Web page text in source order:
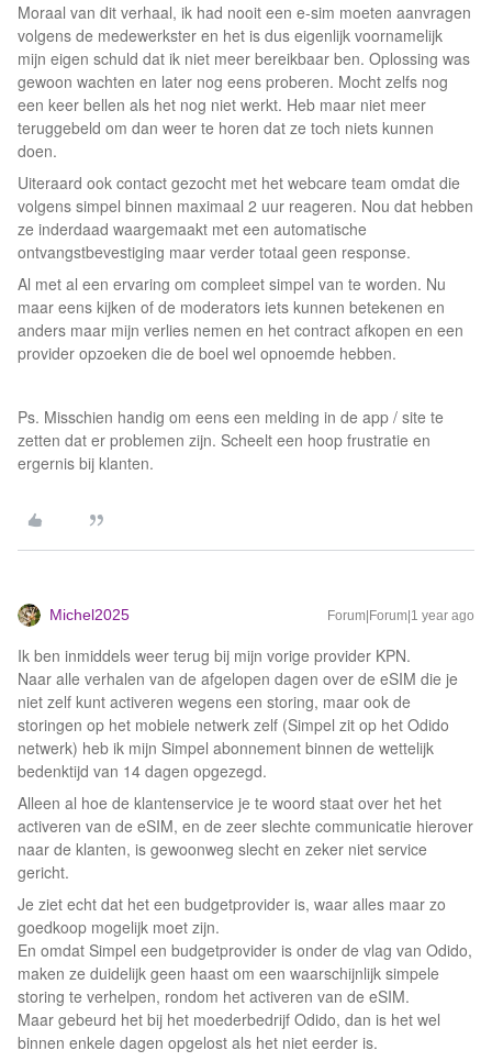
Moraal van dit verhaal, ik had nooit een e-sim moeten aanvragen
volgens de medewerkster en het is dus eigenlijk voornamelijk
mijn eigen schuld dat ik niet meer bereikbaar ben. Oplossing was
gewoon wachten en later nog eens proberen. Mocht zelfs nog
een keer bellen als het nog niet werkt. Heb maar niet meer
teruggebeld om dan weer te horen dat ze toch niets kunnen
doen.
Uiteraard ook contact gezocht met het webcare team omdat die
volgens simpel binnen maximaal 2 uur reageren. Nou dat hebben
ze inderdaad waargemaakt met een automatische
ontvangstbevestiging maar verder totaal geen response.
Al met al een ervaring om compleet simpel van te worden. Nu
maar eens kijken of de moderators iets kunnen betekenen en
anders maar mijn verlies nemen en het contract afkopen en een
provider opzoeken die de boel wel opnoemde hebben.
Ps. Misschien handig om eens een melding in de app / site te
zetten dat er problemen zijn. Scheelt een hoop frustratie en
ergernis bij klanten.
Michel2025 Forum|Forum|1 year ago
Ik ben inmiddels weer terug bij mijn vorige provider KPN.
Naar alle verhalen van de afgelopen dagen over de eSIM die je
niet zelf kunt activeren wegens een storing, maar ook de
storingen op het mobiele netwerk zelf (Simpel zit op het Odido
netwerk) heb ik mijn Simpel abonnement binnen de wettelijk
bedenktijd van 14 dagen opgezegd.
Alleen al hoe de klantenservice je te woord staat over het het
activeren van de eSIM, en de zeer slechte communicatie hierover
naar de klanten, is gewoonweg slecht en zeker niet service
gericht.
Je ziet echt dat het een budgetprovider is, waar alles maar zo
goedkoop mogelijk moet zijn.
En omdat Simpel een budgetprovider is onder de vlag van Odido,
maken ze duidelijk geen haast om een waarschijnlijk simpele
storing te verhelpen, rondom het activeren van de eSIM.
Maar gebeurd het bij het moederbedrijf Odido, dan is het wel
binnen enkele dagen opgelost als het niet eerder is.